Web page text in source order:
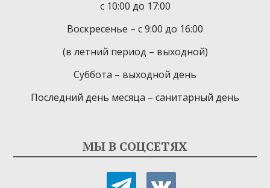
с 10:00 до 17:00
Воскресенье – с 9:00 до 16:00
(в летний период – выходной)
Суббота – выходной день
Последний день месяца – санитарный день
МЫ В СОЦСЕТЯХ
telegramvkontakte